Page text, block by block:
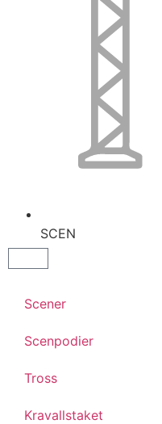
SCEN
Scener
Scenpodier
Tross
Kravallstaket